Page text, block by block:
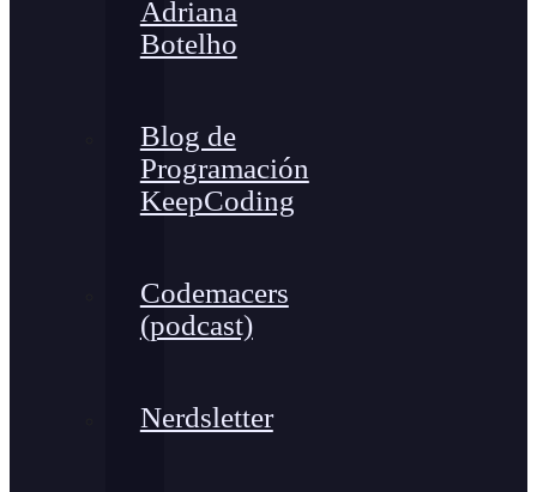
Adriana
Botelho
Blog de
Programación
KeepCoding
Codemacers
(podcast)
Nerdsletter